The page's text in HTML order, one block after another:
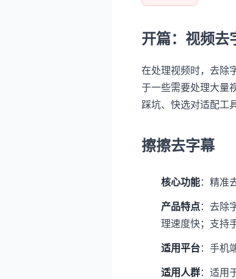
开篇：视频去
在处理视频时，去除
于一些需要处理大量
踩坑、快选对适配工具
擦擦去字幕
核心功能：精准
产品特点：去除
理速度快；支持
适用平台：手机
适用人群：适用